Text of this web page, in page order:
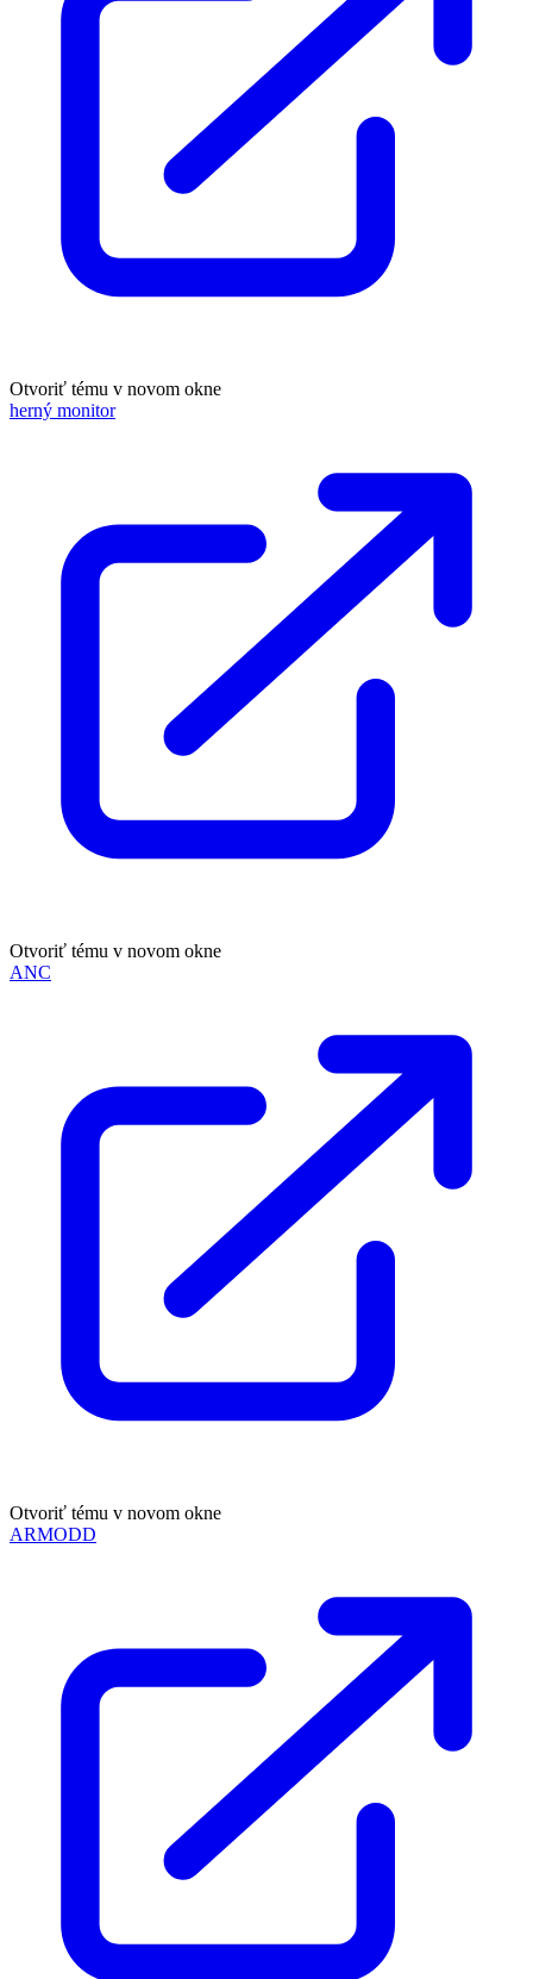
Otvoriť tému v novom okne
herný monitor
Otvoriť tému v novom okne
ANC
Otvoriť tému v novom okne
ARMODD